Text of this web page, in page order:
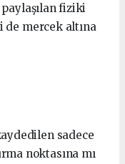
fiziki
de mercek altına
sadece
noktasına mı